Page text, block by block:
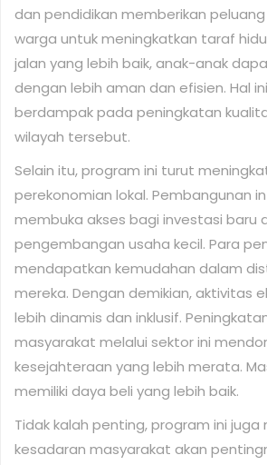
dan pendidikan memberikan
warga untuk meningkatkan taraf
jalan yang lebih baik, anak-anak
dengan lebih aman dan efisien. Hal
berdampak pada peningkatan
wilayah tersebut.
Selain itu, program ini turut
perekonomian lokal. Pembangunan
membuka akses bagi investasi baru
pengembangan usaha kecil. Para
mendapatkan kemudahan dalam
mereka. Dengan demikian, aktivitas
lebih dinamis dan inklusif.
masyarakat melalui sektor ini
kesejahteraan yang lebih merata.
memiliki daya beli yang lebih baik.
Tidak kalah penting, program ini juga
kesadaran masyarakat akan